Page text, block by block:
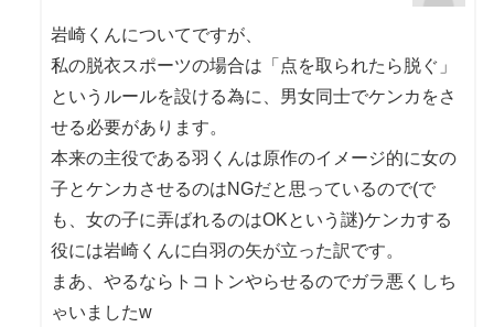
岩崎くんについてですが、
私の脱衣スポーツの場合は「点を取られたら脱ぐ」
というルールを設ける為に、男女同士でケンカをさ
せる必要があります。
本来の主役である羽くんは原作のイメージ的に女の
子とケンカさせるのはNGだと思っているので(で
も、女の子に弄ばれるのはOKという謎)ケンカする
役には岩崎くんに白羽の矢が立った訳です。
まあ、やるならトコトンやらせるのでガラ悪くしち
ゃいましたw